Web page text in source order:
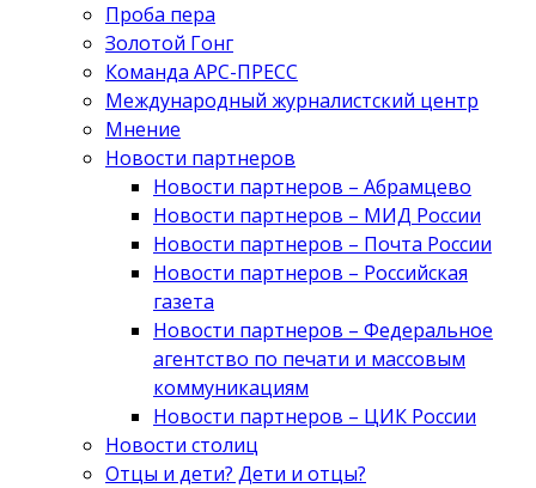
Проба пера
Золотой Гонг
Команда АРС-ПРЕСС
Международный журналистский центр
Мнение
Новости партнеров
Новости партнеров – Абрамцево
Новости партнеров – МИД России
Новости партнеров – Почта России
Новости партнеров – Российская
газета
Новости партнеров – Федеральное
агентство по печати и массовым
коммуникациям
Новости партнеров – ЦИК России
Новости столиц
Отцы и дети? Дети и отцы?